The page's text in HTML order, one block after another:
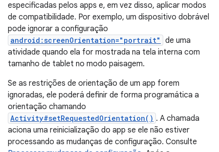
especificadas pelos apps e, em vez disso, aplicar modos
de compatibilidade. Por exemplo, um dispositivo dobrável
pode ignorar a configuração
android:screenOrientation="portrait"
de uma
atividade quando ela for mostrada na tela interna com
tamanho de tablet no modo paisagem.
Se as restrições de orientação de um app forem
ignoradas, ele poderá definir de forma programática a
orientação chamando
Activity#setRequestedOrientation() . A chamada
aciona uma reinicialização do app se ele não estiver
processando as mudanças de configuração. Consulte